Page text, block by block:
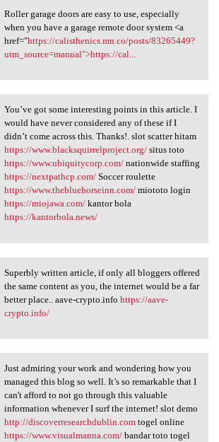
garage doors are easy
Roller garage doors are easy to use, especially
when you have a garage remote door system <a
href="https://calisthenics.mn.co/posts/83265449?
utm_source=manual">https://cal...
got some interesting
You’ve got some interesting points in this article. I
would have never considered any of these if I
didn’t come across this. Thanks!. slot scatter hitam
https://www.blacksquirrelproject.org/situs toto
https://www.ubiquitycorp.com/nationwide staffing
https://nextpathcp.com/Soccer roulette
https://www.thebluehorseinn.com/miototo login
https://miojawa.com/kantor bola
https://kantorbola.news/
written article, if
Superbly written article, if only all bloggers offered
the same content as you, the internet would be a far
better place.. aave-crypto.info https://aave-
crypto.info/
admiring your work and
Just admiring your work and wondering how you
managed this blog so well. It’s so remarkable that I
can't afford to not go through this valuable
information whenever I surf the internet! slot demo
http://discoverresearchdublin.comtogel online
https://www.visualmanna.com/bandar toto togel